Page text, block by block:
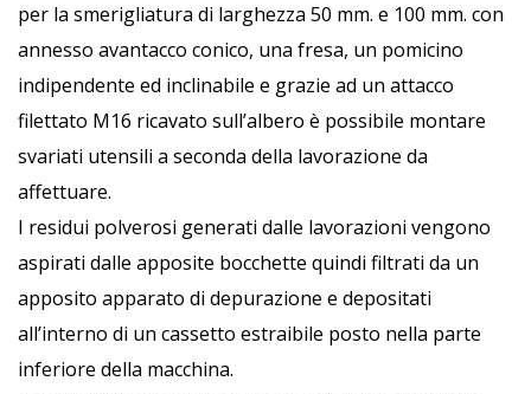
per la smerigliatura di larghezza 50 mm. e 100 mm. con
annesso avantacco conico, una fresa, un pomicino
indipendente ed inclinabile e grazie ad un attacco
filettato M16 ricavato sull’albero è possibile montare
svariati utensili a seconda della lavorazione da
affettuare.
I residui polverosi generati dalle lavorazioni vengono
aspirati dalle apposite bocchette quindi filtrati da un
apposito apparato di depurazione e depositati
all’interno di un cassetto estraibile posto nella parte
inferiore della macchina.